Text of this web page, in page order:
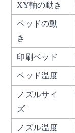
XY軸の動き
ベッドの動
き
印刷ベッド
ベッド温度
ノズルサイ
ズ
ノズル温度